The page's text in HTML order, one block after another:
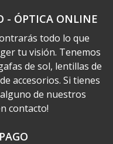
- ÓPTICA ONLINE
todo lo que
tu visión. Tenemos
de sol, lentillas de
accesorios. Si tienes
de nuestros
contacto!